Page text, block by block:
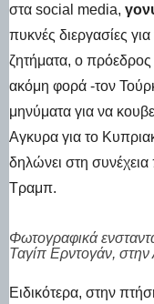
στα social media,
πυκνές διεργασίες
ζητήματα, ο πρόεδρος
ακόμη φορά -τον
μηνύματα για να
Αγκυρα για το
δηλώνει στη συνέχεια
Τραμπ.
Φωτογραφικά
Ταγίπ Ερντογάν, στην
Ειδικότερα, στην